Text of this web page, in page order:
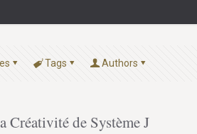
Tags Authors
Créativité de Système J